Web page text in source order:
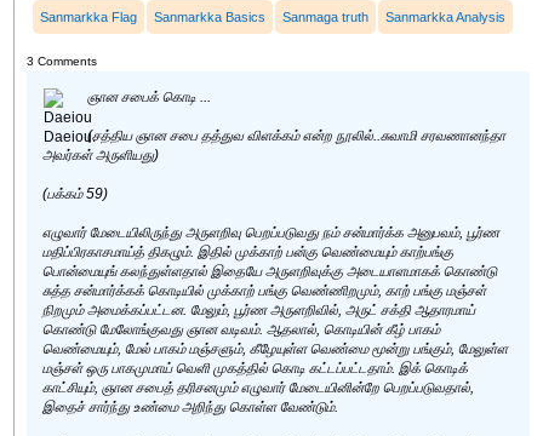
Sanmarkka Flag Sanmarkka Basics Sanmaga truth Sanmarkka Analysis
3 Comments
ஞான சபைக் கொடி ...
(சத்திய ஞான சபை தத்துவ விளக்கம் என்ற நூலில்..சுவாமி சரவணானந்தா
அவர்கள் அருளியது)
(பக்கம் 59)
எழுவார் மேடையிலிருந்து அருளறிவு பெறப்படுவது நம் சன்மார்க்க அனுபவம், பூர்ண
மதிப்பிரகாசமாய்த் திகழும். இதில் முக்காற் பன்கு வெண்மையும் காற்பங்கு
பொன்மையுங் கலந்துள்ளதால் இதையே அருளறிவுக்கு அடையாளமாகக் கொண்டு
சுத்த சன்மார்க்கக் கொடியில் முக்காற் பங்கு வெண்ணிறமும், காற் பங்கு மஞ்சள்
நிறமும் அமைக்கப்பட்டன. மேலும், பூர்ண அருளறிவில், அருட் சக்தி ஆதாரமாய்
கொண்டு மேலோங்குவது ஞான வடிவம். ஆதலால், கொடியின் கீழ் பாகம்
வெண்மையும், மேல் பாகம் மஞ்சளும், கீழேயுள்ள வெண்மை மூன்று பங்கும், மேலுள்ள
மஞ்சள் ஒரு பாகமுமாய் வெளி முகத்தில் கொடி கட்டப்பட்டதாம். இக் கொடிக்
காட்சியும், ஞான சபைத் தரிசனமும் எழுவார் மேடையினின்றே பெறப்படுவதால்,
இதைச் சார்ந்து உண்மை அறிந்து கொள்ள வேண்டும்.